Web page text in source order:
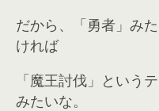
だから、「勇者」み
ければ
「魔王討伐」という
みたいな。